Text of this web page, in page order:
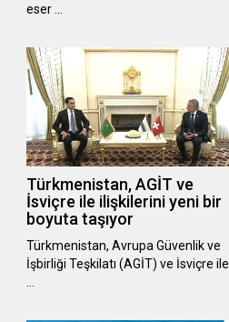
eser …
Türkmenistan, AGİT ve
İsviçre ile ilişkilerini yeni bir
boyuta taşıyor
Türkmenistan, Avrupa Güvenlik ve
İşbirliği Teşkilatı (AGİT) ve İsviçre ile